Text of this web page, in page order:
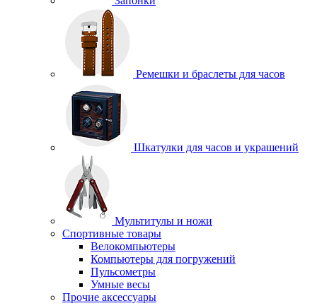
Ремешки и браслеты для часов
Шкатулки для часов и украшений
Мультитулы и ножи
Спортивные товары
Велокомпьютеры
Компьютеры для погружений
Пульсометры
Умные весы
Прочие аксессуары